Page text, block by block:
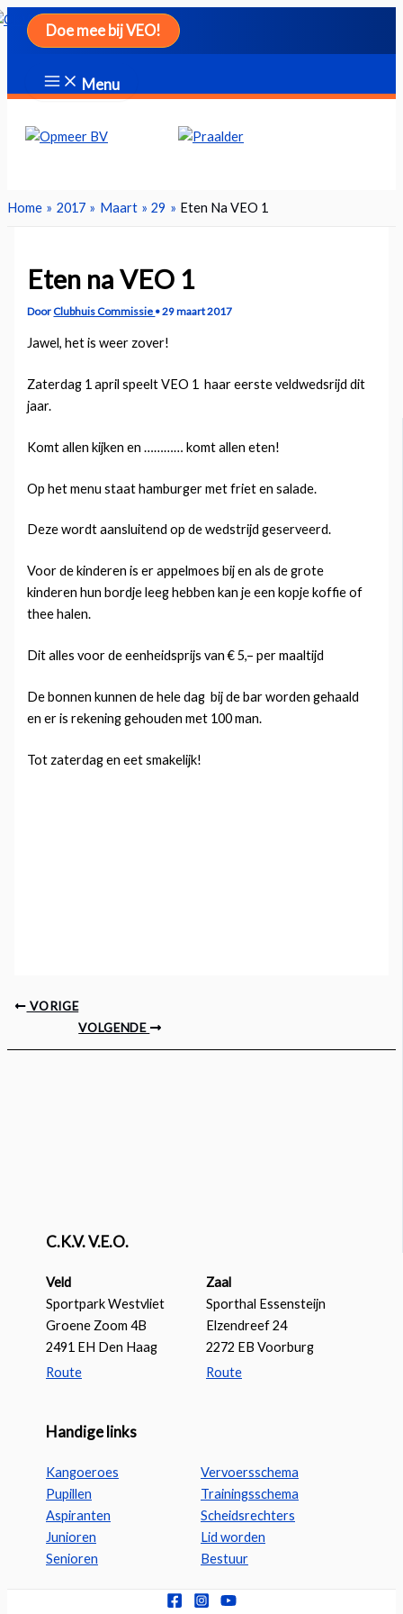
Ga
naar
inhoud
Doe mee bij VEO!
Menu
Home 2017 Maart 29 Eten Na VEO 1
Eten na VEO 1
DoorClubhuis Commissie •29 maart 2017
Jawel, het is weer zover!
Zaterdag 1 april speelt VEO 1 haar eerste veldwedsrijd dit
jaar.
Komt allen kijken en ………… komt allen eten!
Op het menu staat hamburger met friet en salade.
Deze wordt aansluitend op de wedstrijd geserveerd.
Voor de kinderen is er appelmoes bij en als de grote
kinderen hun bordje leeg hebben kan je een kopje koffie of
thee halen.
Dit alles voor de eenheidsprijs van € 5,– per maaltijd
De bonnen kunnen de hele dag bij de bar worden gehaald
en er is rekening gehouden met 100 man.
Tot zaterdag en eet smakelijk!
VORIGE
VOLGENDE
C.K.V. V.E.O.
Veld
Sportpark Westvliet
Groene Zoom 4B
2491 EH Den Haag
Zaal
Sporthal Essensteijn
Elzendreef 24
2272 EB Voorburg
Route
Route
Handige links
Kangoeroes
Pupillen
Aspiranten
Junioren
Senioren
Vervoersschema
Trainingsschema
Scheidsrechters
Lid worden
Bestuur